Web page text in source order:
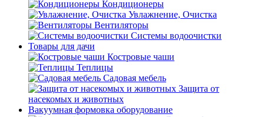
Кондиционеры
Увлажнение, Очистка
Вентиляторы
Системы водоочистки
Товары для дачи
Костровые чаши
Теплицы
Садовая мебель
Защита от
насекомых и животных
Вакуумная формовка оборудование